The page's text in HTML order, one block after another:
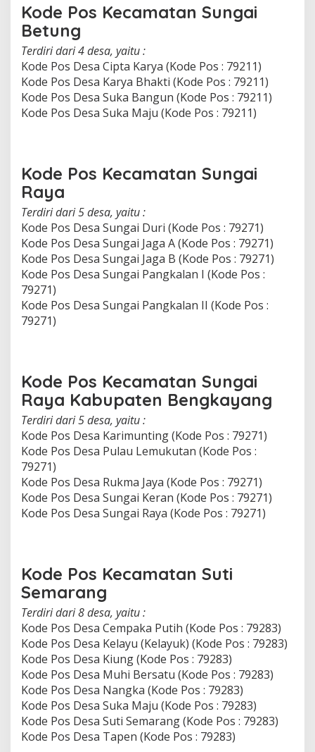
Kode Pos Kecamatan Sungai
Betung
Terdiri dari 4 desa, yaitu :
Kode Pos Desa Cipta Karya (Kode Pos : 79211)
Kode Pos Desa Karya Bhakti (Kode Pos : 79211)
Kode Pos Desa Suka Bangun (Kode Pos : 79211)
Kode Pos Desa Suka Maju (Kode Pos : 79211)
Kode Pos Kecamatan Sungai
Raya
Terdiri dari 5 desa, yaitu :
Kode Pos Desa Sungai Duri (Kode Pos : 79271)
Kode Pos Desa Sungai Jaga A (Kode Pos : 79271)
Kode Pos Desa Sungai Jaga B (Kode Pos : 79271)
Kode Pos Desa Sungai Pangkalan I (Kode Pos :
79271)
Kode Pos Desa Sungai Pangkalan II (Kode Pos :
79271)
Kode Pos Kecamatan Sungai
Raya Kabupaten Bengkayang
Terdiri dari 5 desa, yaitu :
Kode Pos Desa Karimunting (Kode Pos : 79271)
Kode Pos Desa Pulau Lemukutan (Kode Pos :
79271)
Kode Pos Desa Rukma Jaya (Kode Pos : 79271)
Kode Pos Desa Sungai Keran (Kode Pos : 79271)
Kode Pos Desa Sungai Raya (Kode Pos : 79271)
Kode Pos Kecamatan Suti
Semarang
Terdiri dari 8 desa, yaitu :
Kode Pos Desa Cempaka Putih (Kode Pos : 79283)
Kode Pos Desa Kelayu (Kelayuk) (Kode Pos : 79283)
Kode Pos Desa Kiung (Kode Pos : 79283)
Kode Pos Desa Muhi Bersatu (Kode Pos : 79283)
Kode Pos Desa Nangka (Kode Pos : 79283)
Kode Pos Desa Suka Maju (Kode Pos : 79283)
Kode Pos Desa Suti Semarang (Kode Pos : 79283)
Kode Pos Desa Tapen (Kode Pos : 79283)